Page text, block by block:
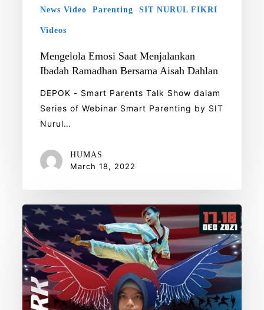
News Video Parenting SIT NURUL FIKRI
Videos
Mengelola Emosi Saat Menjalankan
Ibadah Ramadhan Bersama Aisah Dahlan
DEPOK - Smart Parents Talk Show dalam
Series of Webinar Smart Parenting by SIT
Nurul…
HUMAS
March 18, 2022
Sheiva
Annur
Faozi
Raih
Juara
American
Eagle